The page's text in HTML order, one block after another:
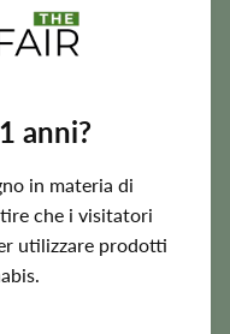
anni?
in materia di
che i visitatori
utilizzare prodotti
generalmente il
il raccolto molto più